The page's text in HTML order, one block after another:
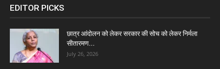
EDITOR PICKS
छात्र आंदोलन को लेकर सरकार की सोच को लेकर निर्मला
सीतारमण...
July 26, 2026